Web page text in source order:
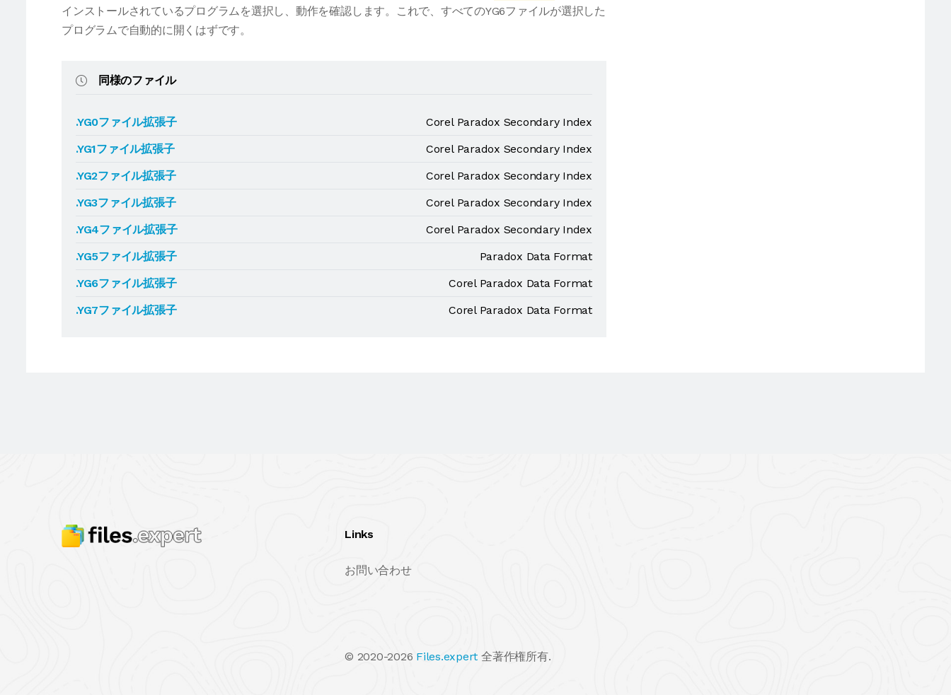
インストールされているプログラムを選択し、動作を確認します。これで、すべてのYG6ファイルが選択した
プログラムで自動的に開くはずです。
同様のファイル
.YG0ファイル拡張子
Corel Paradox Secondary Index
.YG1ファイル拡張子
Corel Paradox Secondary Index
.YG2ファイル拡張子
Corel Paradox Secondary Index
.YG3ファイル拡張子
Corel Paradox Secondary Index
.YG4ファイル拡張子
Corel Paradox Secondary Index
.YG5ファイル拡張子
Paradox Data Format
.YG6ファイル拡張子
Corel Paradox Data Format
.YG7ファイル拡張子
Corel Paradox Data Format
Links
お問い合わせ
© 2020-2026 Files.expert 全著作権所有.